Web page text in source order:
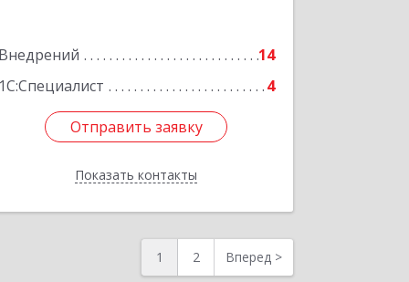
Внедрений
14
1С:Специалист
4
Отправить заявку
Показать контакты
Отправить заявку
Назад
1 2 Вперед >